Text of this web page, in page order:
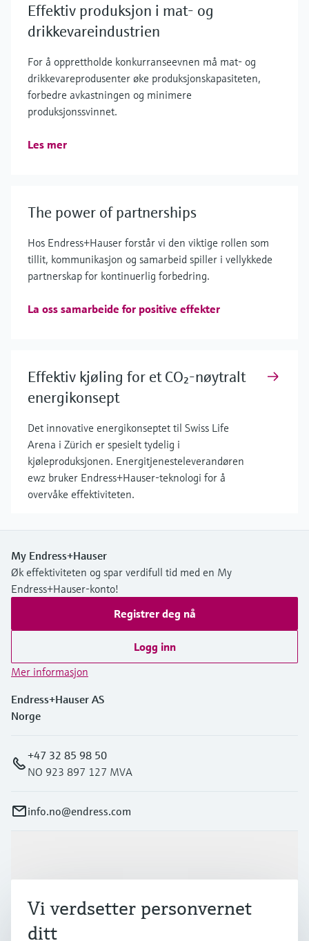
Effektiv produksjon i mat- og
drikkevareindustrien
For å opprettholde konkurranseevnen må mat- og
drikkevareprodusenter øke produksjonskapasiteten,
forbedre avkastningen og minimere
produksjonssvinnet.
Les mer
The power of partnerships
Hos Endress+Hauser forstår vi den viktige rollen som
tillit, kommunikasjon og samarbeid spiller i vellykkede
partnerskap for kontinuerlig forbedring.
La oss samarbeide for positive effekter
Effektiv kjøling for et CO₂-nøytralt
energikonsept
Det innovative energikonseptet til Swiss Life
Arena i Zürich er spesielt tydelig i
kjøleproduksjonen. Energitjenesteleverandøren
ewz bruker Endress+Hauser-teknologi for å
overvåke effektiviteten.
My Endress+Hauser
Øk effektiviteten og spar verdifull tid med en My
Endress+Hauser-konto!
Registrer deg nå
Logg inn
Mer informasjon
Endress+Hauser AS
Norge
+47 32 85 98 50
NO 923 897 127 MVA
info.no@endress.com
Industrier
Vi verdsetter personvernet
ditt